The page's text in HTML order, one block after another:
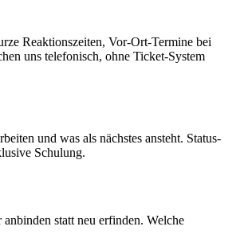
Reaktionszeiten, Vor-Ort-Termine bei
uns telefonisch, ohne Ticket-System
und was als nächstes ansteht. Status-
Schulung.
statt neu erfinden. Welche